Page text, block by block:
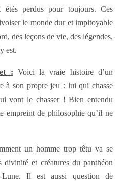
étés perdus pour toujours. Ces
le monde dur et impitoyable
des leçons de vie, des légendes,
est.
: Voici la vraie histoire d’un
à son propre jeu : lui qui chasse
vont le chasser ! Bien entendu
empreint de philosophie qu’il ne
un homme trop têtu va se
divinité et créatures du panthéon
Lune. Il est aussi question de